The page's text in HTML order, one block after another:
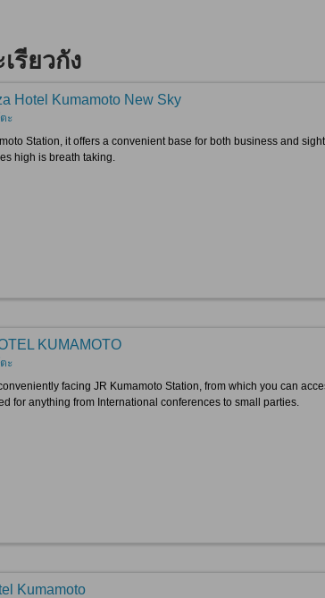
รียวกัง
Hotel Kumamoto New Sky
ะ
Station, it offers a convenient base for both business and
high is breath taking.
KUMAMOTO
ะ
facing JR Kumamoto Station, from which you can
for anything from International conferences to small parties.
Kumamoto